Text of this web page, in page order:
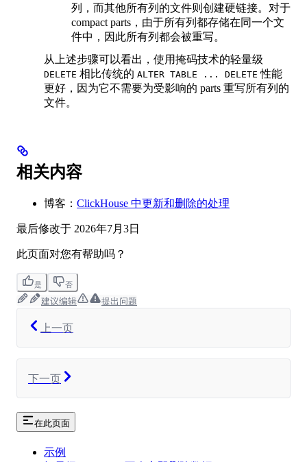
列，而其他所有列的文件则创建硬链接。对于
compact parts，由于所有列都存储在同一个文
件中，因此所有列都会被重写。
从上述步骤可以看出，使用掩码技术的轻量级
DELETE 相比传统的 ALTER TABLE ... DELETE 性能
更好，因为它不需要为受影响的 parts 重写所有列的
文件。
相关内容
博客： ClickHouse 中更新和删除的处理
最后修改于 2026年7月3日
此页面对您有帮助吗？
是 否
建议编辑 提出问题
上一页
下一页
在此页面
示例